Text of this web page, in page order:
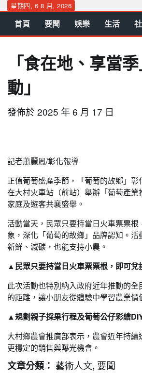
Skip
content
星期四, 6 8 月, 2026
首頁 要聞 娛樂 生活
「食在地、享當
動」
發佈於2025 年 6 月 17 日
記者蕭麗鳳/彰化報導
正值葡萄盛產季節，「葡萄的故鄉」
在大村火車站（前站）舉辦「葡萄產
家庭及遊客共襄盛舉。
活動當天，民眾只要持當日火車票票
象，深化「葡萄的故鄉」品牌認知。
新鮮、減碳，也能支持小農。
▲民眾只要持當日火車票票根，即可
此次活動也特別納入政府近年推動的
的距離，讓小朋友從體驗中學習農業價
▲規劃親子採果行程及葡萄公仔彩繪
大村鄉農會推廣部表示，農會近年持
更穩定的銷售與曝光機會。
文章分類： 藝術人文, 要聞